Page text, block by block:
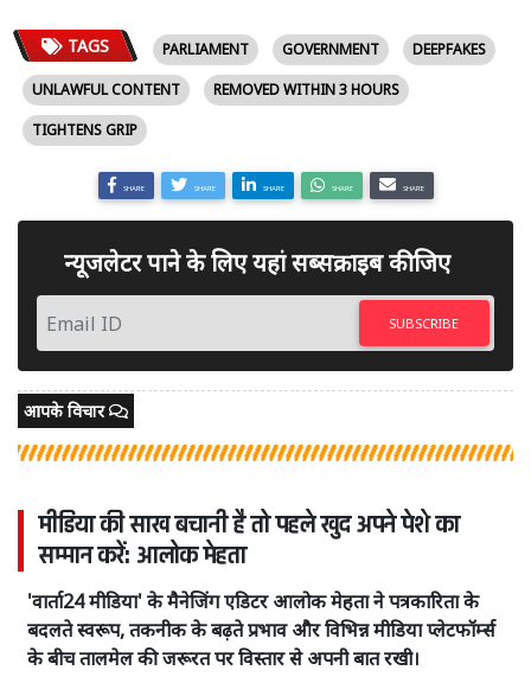
TAGS PARLIAMENT GOVERNMENT
DEEPFAKES
UNLAWFUL CONTENT
REMOVED WITHIN 3 HOURS
TIGHTENS GRIP
SHARE SHARE SHARE SHARE SHARE
न्यूजलेटर पाने के लिए यहां सब्सक्राइब कीजिए
SUBSCRIBE
आपके विचार
मीडिया की साख बचानी है तो पहले खुद अपने पेशे का
सम्मान करें: आलोक मेहता
'वार्ता24 मीडिया' के मैनेजिंग एडिटर आलोक मेहता ने पत्रकारिता के
बदलते स्वरूप, तकनीक के बढ़ते प्रभाव और विभिन्न मीडिया प्लेटफॉर्म्स
के बीच तालमेल की जरूरत पर विस्तार से अपनी बात रखी।